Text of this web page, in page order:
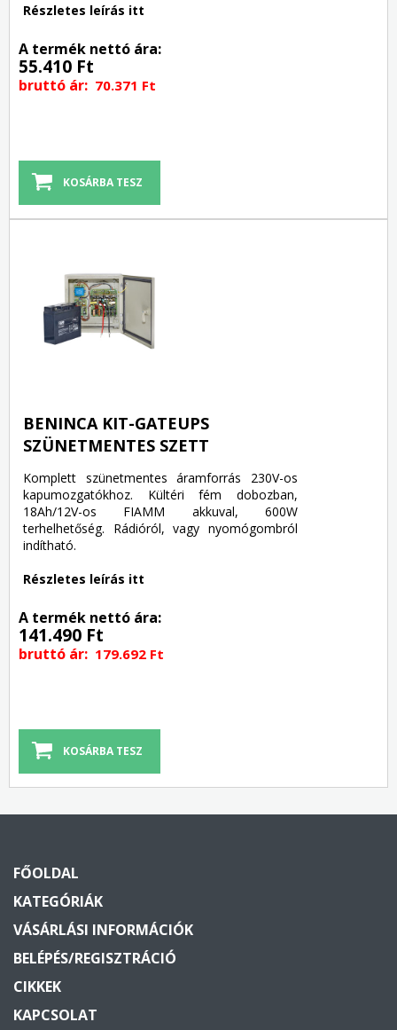
Részletes leírás itt
A termék nettó ára:
55.410 Ft
bruttó ár: 70.371 Ft
BENINCA KIT-GATEUPS
SZÜNETMENTES SZETT
Komplett szünetmentes áramforrás 230V-os
kapumozgatókhoz. Kültéri fém dobozban,
18Ah/12V-os FIAMM akkuval, 600W
terhelhetőség. Rádióról, vagy nyomógombról
indítható.
Részletes leírás itt
A termék nettó ára:
141.490 Ft
bruttó ár: 179.692 Ft
FŐOLDAL
KATEGÓRIÁK
VÁSÁRLÁSI INFORMÁCIÓK
BELÉPÉS/REGISZTRÁCIÓ
CIKKEK
KAPCSOLAT